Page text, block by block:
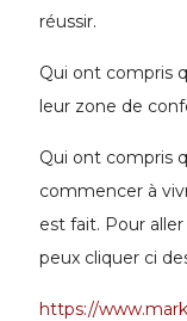
réussir.
Qui ont compris
leur zone de
Qui ont compris
commencer à
est fait. Pour
peux cliquer ci
https://